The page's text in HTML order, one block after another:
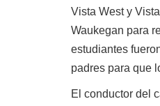
Vista West y
Waukegan para
estudiantes
padres para que
El conductor del